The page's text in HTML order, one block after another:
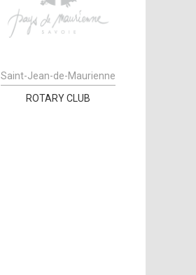
Saint-Jean-de-Maurienne
ROTARY CLUB